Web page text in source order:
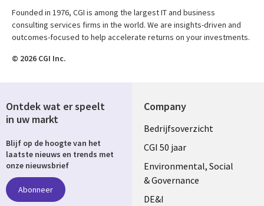
Founded in 1976, CGI is among the largest IT and business
consulting services firms in the world. We are insights-driven and
outcomes-focused to help accelerate returns on your investments.
© 2026 CGI Inc.
Company
Useful
links
NETHERLANDS
Bedrijfsoverzicht
CGI 50 jaar
Environmental, Social
& Governance
DE&I
Ontdek wat er speelt
in uw markt
Blijf op de hoogte van het
laatste nieuws en trends met
onze nieuwsbrief
Abonneer